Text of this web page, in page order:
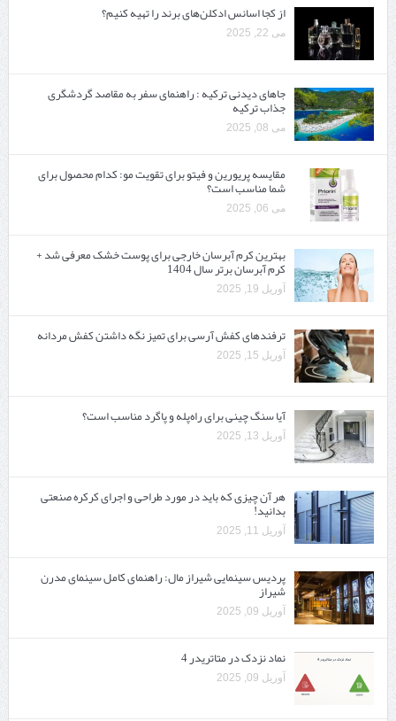
از کجا اسانس ادکلن‌های برند را تهیه کنیم؟
می 22, 2025
جاهای دیدنی ترکیه : راهنمای سفر به مقاصد گردشگری
جذاب ترکیه
می 08, 2025
مقایسه پریورین و فیتو برای تقویت مو: کدام محصول برای
شما مناسب است؟
می 06, 2025
بهترین کرم آبرسان خارجی برای پوست خشک معرفی شد +
کرم آبرسان برتر سال 1404
آوریل 19, 2025
ترفندهای کفش آرسی برای تمیز نگه داشتن کفش مردانه
آوریل 15, 2025
آیا سنگ چینی برای راه‌پله و پاگرد مناسب است؟
آوریل 13, 2025
هر آن چیزی که باید در مورد طراحی و اجرای کرکره صنعتی
بدانید!
آوریل 11, 2025
پردیس سینمایی شیراز مال: راهنمای کامل سینمای مدرن
شیراز
آوریل 09, 2025
نماد نزدک در متاتریدر 4
آوریل 09, 2025